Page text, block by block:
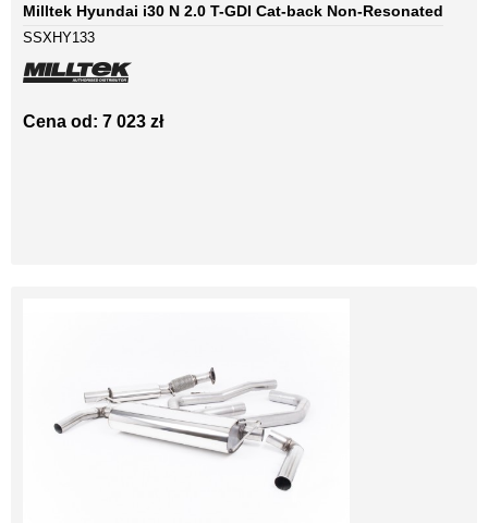
Milltek Hyundai i30 N 2.0 T-GDI Cat-back Non-Resonated
SSXHY133
Cena od: 7 023 zł